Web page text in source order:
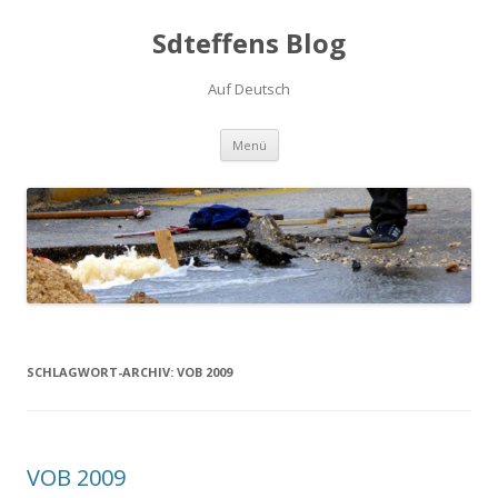
Sdteffens Blog
Auf Deutsch
Menü Zum Inhalt springen
SCHLAGWORT-ARCHIV: VOB 2009
VOB 2009